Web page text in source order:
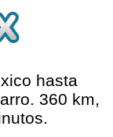
hasta
360 km,